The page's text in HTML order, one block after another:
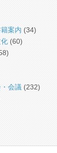
案内 (34)
(60)
会議 (232)